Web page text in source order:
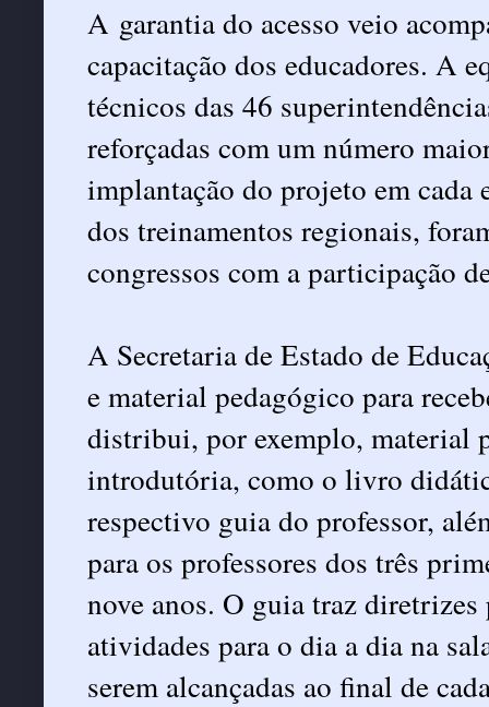
A garantia do acesso veio
capacitação dos educadores. A
técnicos das 46
reforçadas com um número
implantação do projeto em cada
dos treinamentos regionais,
congressos com a participação
A Secretaria de Estado de
e material pedagógico para
distribui, por exemplo, material
introdutória, como o livro
respectivo guia do professor,
para os professores dos três
nove anos. O guia traz
atividades para o dia a dia na
serem alcançadas ao final de